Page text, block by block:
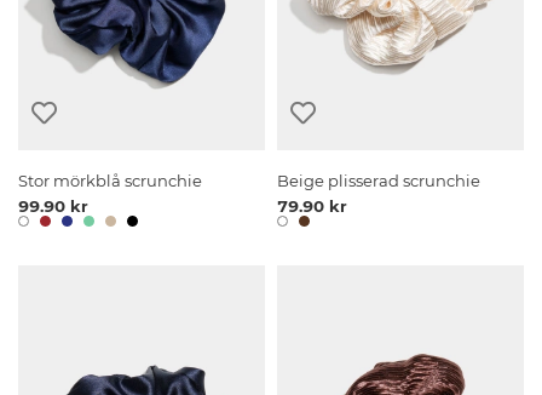
Stor mörkblå scrunchie
99.90 kr
Beige plisserad scrunchie
79.90 kr